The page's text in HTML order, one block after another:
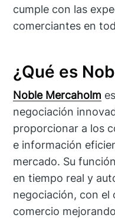
cumple con las
comerciantes en
¿Qué es
Noble Mercaholm
negociación
proporcionar a los
e información
mercado. Su
en tiempo real y
negociación, con el
comercio